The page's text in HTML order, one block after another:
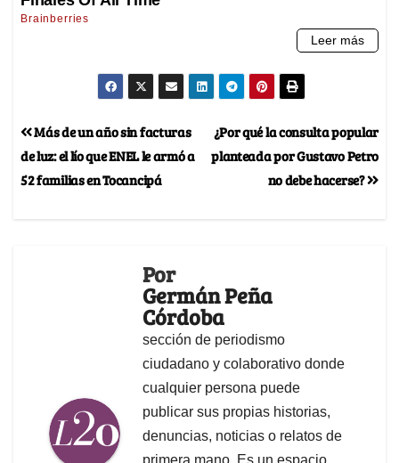
¿Por qué la consulta popular
planteada por Gustavo Petro
no debe hacerse?
Más de un año sin facturas
de luz: el lío que ENEL le armó a
52 familias en Tocancipá
Por
Germán Peña
Córdoba
sección de periodismo
ciudadano y colaborativo donde
cualquier persona puede
publicar sus propias historias,
denuncias, noticias o relatos de
primera mano. Es un espacio